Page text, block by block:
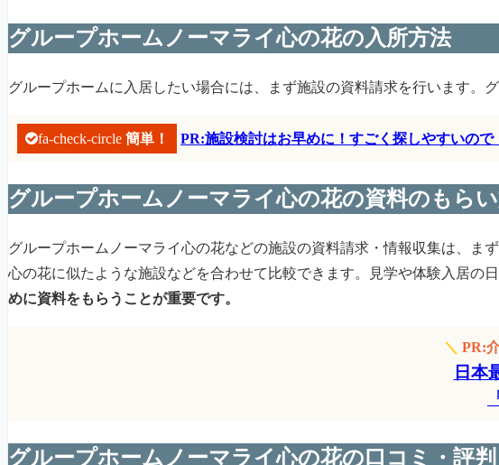
グループホームノーマライ心の花の入所方法
グループホームに入居したい場合には、まず施設の資料請求を行います。
fa-check-circle 簡単！ PR:施設検討はお早めに！すごく探しやすいの
グループホームノーマライ心の花の資料のもら
グループホームノーマライ心の花などの施設の資料請求・情報収集は、
心の花に似たような施設などを合わせて比較できます。見学や体験入居の
めに資料をもらうことが重要です。
＼ PR:
日本
グループホームノーマライ心の花の口コミ・評判